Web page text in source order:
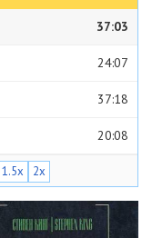
37:03
24:07
37:18
20:08
11:46
1.5x 2x